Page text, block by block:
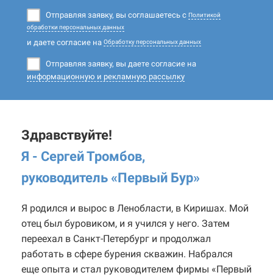
Отправляя заявку, вы соглашаетесь с Политикой
обработки персональных данных
и даете согласие на Обработку персональных данных
Отправляя заявку, вы даете согласие на
информационную и рекламную рассылку
Здравствуйте!
Я - Сергей Тромбов,
руководитель «Первый Бур»
Я родился и вырос в Ленобласти, в Киришах. Мой
отец был буровиком, и я учился у него. Затем
переехал в Санкт-Петербург и продолжал
работать в сфере бурения скважин. Набрался
еще опыта и стал руководителем фирмы «Первый